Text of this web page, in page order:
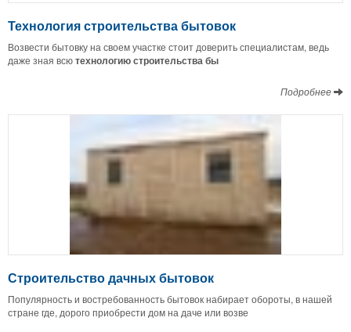
Технология строительства бытовок
Возвести бытовку на своем участке стоит доверить специалистам, ведь
даже зная всютехнологию строительства бы
Подробнее
Строительство дачных бытовок
Популярность и востребованность бытовок набирает обороты, в нашей
стране где, дорого приобрести дом на даче или возве